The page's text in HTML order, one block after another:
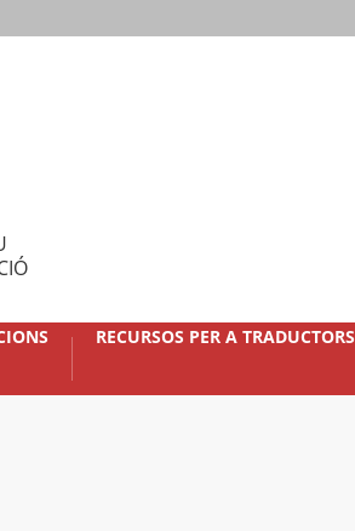
RECURSOS PER A TRADUCTORS